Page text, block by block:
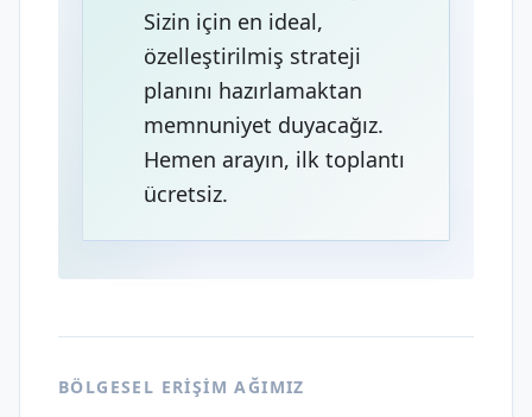
Sizin için en ideal,
özelleştirilmiş strateji
planını hazırlamaktan
memnuniyet duyacağız.
Hemen arayın, ilk toplantı
ücretsiz.
BÖLGESEL ERIŞIM AĞIMIZ